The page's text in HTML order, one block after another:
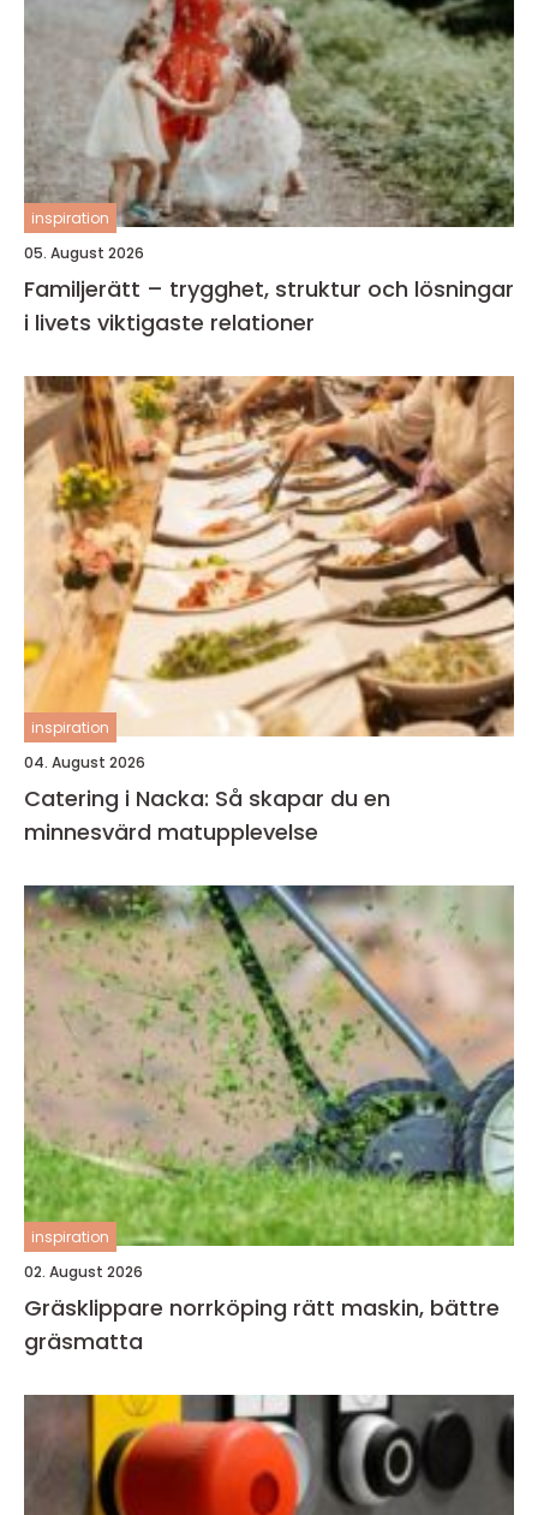
inspiration
05. August 2026
Familjerätt – trygghet, struktur och lösningar
i livets viktigaste relationer
inspiration
04. August 2026
Catering i Nacka: Så skapar du en
minnesvärd matupplevelse
inspiration
02. August 2026
Gräsklippare norrköping rätt maskin, bättre
gräsmatta